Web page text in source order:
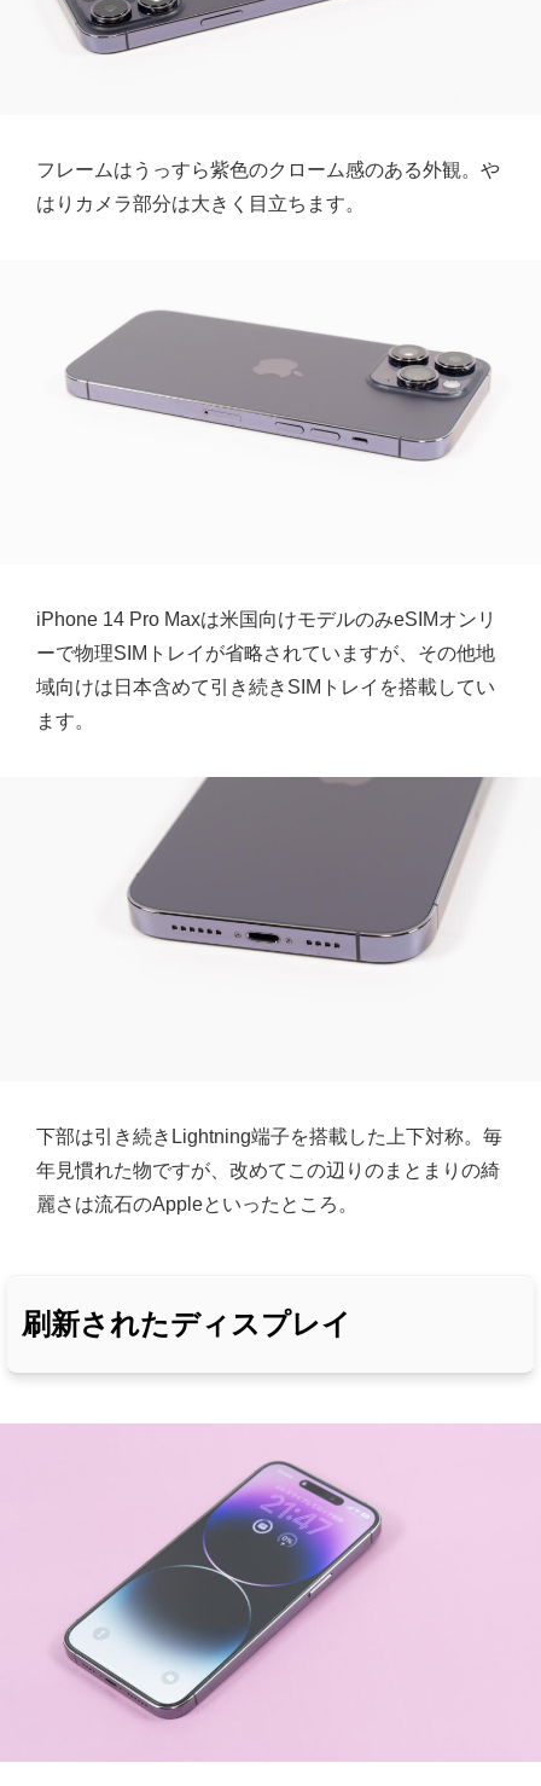
フレームはうっすら紫色のクローム感のある外観。や
はりカメラ部分は大きく目立ちます。
iPhone 14 Pro Maxは米国向けモデルのみeSIMオンリ
ーで物理SIMトレイが省略されていますが、その他地
域向けは日本含めて引き続きSIMトレイを搭載してい
ます。
下部は引き続きLightning端子を搭載した上下対称。毎
年見慣れた物ですが、改めてこの辺りのまとまりの綺
麗さは流石のAppleといったところ。
刷新されたディスプレイ